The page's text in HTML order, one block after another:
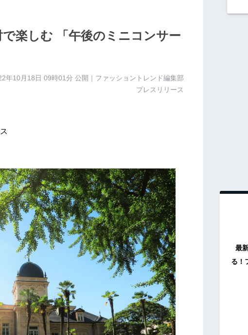
楽しむ 「午後のミニコンサー
年10月18日 09時01分 公開｜ファッショントレンド編集部
プレスリリース
最
る！